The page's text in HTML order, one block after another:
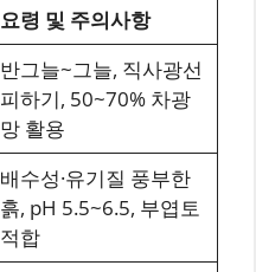
요령 및 주의사항
반그늘~그늘, 직사광선
피하기, 50~70% 차광
망 활용
배수성·유기질 풍부한
흙, pH 5.5~6.5, 부엽토
적합